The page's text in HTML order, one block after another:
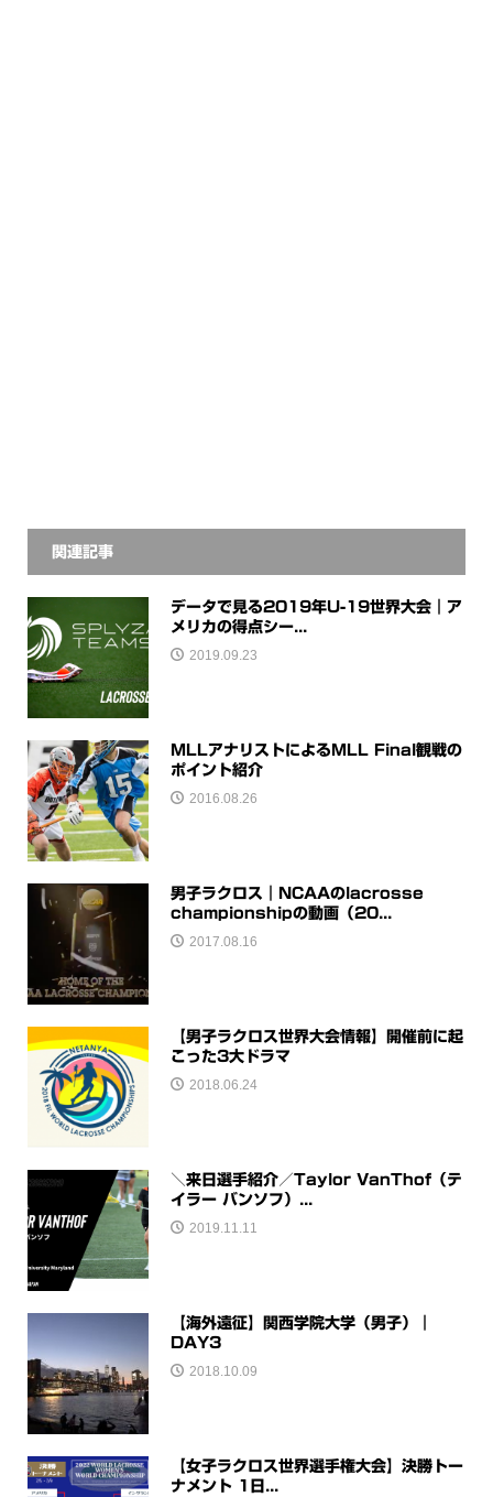
関連記事
データで見る2019年U-19世界大会｜ア
メリカの得点シー...
2019.09.23
MLLアナリストによるMLL Final観戦の
ポイント紹介
2016.08.26
男子ラクロス｜NCAAのlacrosse
championshipの動画（20...
2017.08.16
【男子ラクロス世界大会情報】開催前に起
こった3大ドラマ
2018.06.24
＼来日選手紹介／Taylor VanThof（テ
イラー バンソフ）...
2019.11.11
【海外遠征】関西学院大学（男子）｜
DAY3
2018.10.09
【女子ラクロス世界選手権大会】決勝トー
ナメント 1日...